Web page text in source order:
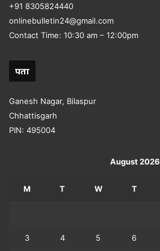
+91 8305824440
onlinebulletin24@gmail.com
Contact Time: 10:30 am – 12:00pm
पता
Ganesh Nagar, Bilaspur
Chhattisgarh
PIN: 495004
August 2026
M T W T
3 4 5 6